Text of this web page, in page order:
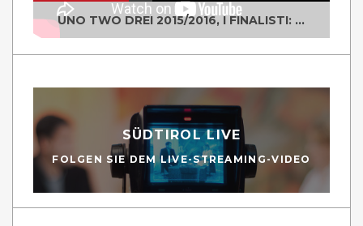
UNO TWO DREI 2015/2016, I FINALISTI: CLASSE IV ALS ISTITUTO "DEGASPERI" BORGO VALSUGANA
SÜDTIROL LIVE
FOLGEN SIE DEM LIVE-STREAMING-VIDEO